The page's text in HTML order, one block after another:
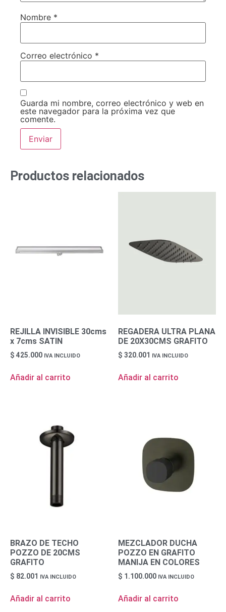
Nombre *
Correo electrónico *
Guarda mi nombre, correo electrónico y web en
este navegador para la próxima vez que
comente.
Productos relacionados
REJILLA INVISIBLE 30cms
x 7cms SATIN
$ 425.000 IVA INCLUIDO
Añadir al carrito
REGADERA ULTRA PLANA
DE 20X30CMS GRAFITO
$ 320.001 IVA INCLUIDO
Añadir al carrito
BRAZO DE TECHO
POZZO DE 20CMS
GRAFITO
$ 82.001 IVA INCLUIDO
Añadir al carrito
MEZCLADOR DUCHA
POZZO EN GRAFITO
MANIJA EN COLORES
$ 1.100.000 IVA INCLUIDO
Añadir al carrito